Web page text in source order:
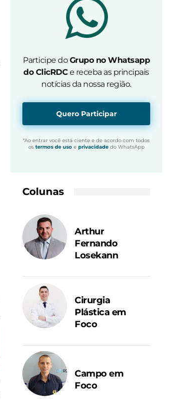
Participe doGrupo no Whatsapp
do ClicRDC e receba as principais
notícias da nossa região.
Quero Participar
*Ao entrar você está ciente e de acordo com todos
os termos de usoe privacidadedo WhatsApp
Colunas
Arthur
Fernando
Losekann
Cirurgia
Plástica em
Foco
Campo em
Foco